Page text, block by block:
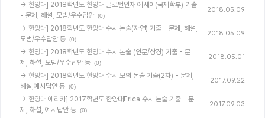
→ 한양대] 2018학년도 한양대 글로벌인재 에세이(국제학부) 기출
- 문제, 해설, 모범/우수답안 (0)
2018.05.09
→ 한양대] 2018학년도 한양대 수시 논술(자연) 기출 - 문제, 해설,
모범/우수답안 등 (0)
2018.05.09
→ 한양대] 2018학년도 한양대 수시 논술 (인문/상경) 기출 - 문
제, 해설, 모범/우수답안 등 (0)
2018.05.01
→ 한양대] 2018학년도 한양대 수시 모의 논술 기출(2차) - 문제,
해설,예시답안 등 (0)
2017.09.22
→ 한양대 에리카] 2017학년도 한양대Erica 수시 논술 기출 - 문
제, 해설, 예시답안 등 (0)
2017.09.03